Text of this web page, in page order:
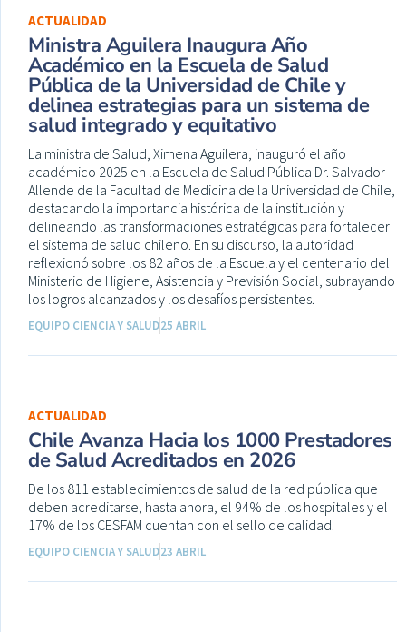
ACTUALIDAD
Ministra Aguilera Inaugura Año
Académico en la Escuela de Salud
Pública de la Universidad de Chile y
delinea estrategias para un sistema de
salud integrado y equitativo
La ministra de Salud, Ximena Aguilera, inauguró el año
académico 2025 en la Escuela de Salud Pública Dr. Salvador
Allende de la Facultad de Medicina de la Universidad de Chile,
destacando la importancia histórica de la institución y
delineando las transformaciones estratégicas para fortalecer
el sistema de salud chileno. En su discurso, la autoridad
reflexionó sobre los 82 años de la Escuela y el centenario del
Ministerio de Higiene, Asistencia y Previsión Social, subrayando
los logros alcanzados y los desafíos persistentes.
EQUIPO CIENCIA Y SALUD25 ABRIL
ACTUALIDAD
Chile Avanza Hacia los 1000 Prestadores
de Salud Acreditados en 2026
De los 811 establecimientos de salud de la red pública que
deben acreditarse, hasta ahora, el 94% de los hospitales y el
17% de los CESFAM cuentan con el sello de calidad.
EQUIPO CIENCIA Y SALUD23 ABRIL